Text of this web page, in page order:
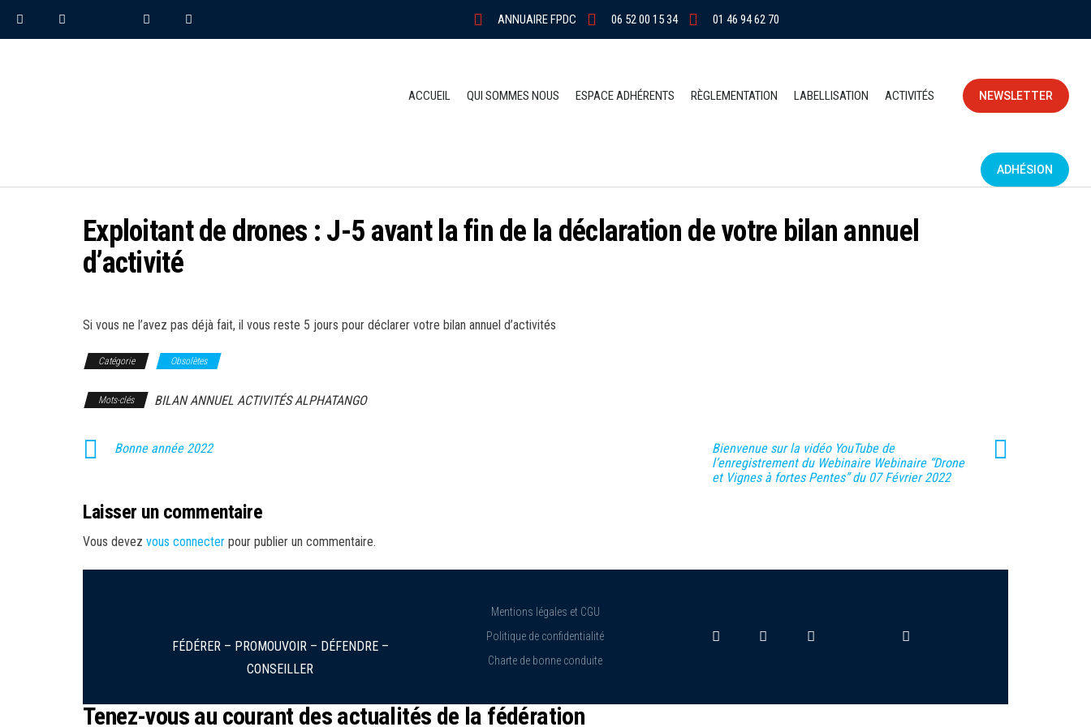
ANNUAIRE FPDC 06 52 00 15 34 01 46 94 62 70
ACCUEIL QUI SOMMES NOUS ESPACE ADHÉRENTS RÈGLEMENTATION LABELLISATION ACTIVITÉS NEWSLETTER
ADHÉSION
Exploitant de drones : J-5 avant la fin de la déclaration de votre bilan annuel
d’activité
Si vous ne l’avez pas déjà fait, il vous reste 5 jours pour déclarer votre bilan annuel d’activités
Catégorie Obsolètes
Mots-clés BILAN ANNUEL ACTIVITÉS ALPHATANGO
Bonne année 2022
Bienvenue sur la vidéo YouTube de
l’enregistrement du Webinaire Webinaire “Drone
et Vignes à fortes Pentes” du 07 Février 2022
Laisser un commentaire
Vous devez vous connecter pour publier un commentaire.
FÉDÉRER – PROMOUVOIR – DÉFENDRE –
CONSEILLER
Mentions légales et CGU
Politique de confidentialité
Charte de bonne conduite
Tenez-vous au courant des actualités de la fédération